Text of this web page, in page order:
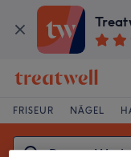
FRISEUR NÄGEL